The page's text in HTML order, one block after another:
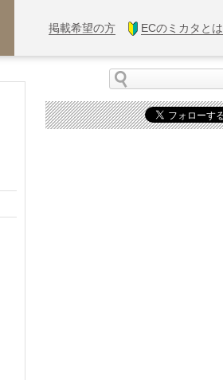
掲載希望の方 ECのミカタとは